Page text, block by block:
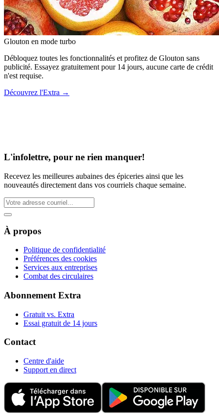
Glouton en mode turbo
Débloquez toutes les fonctionnalités et profitez de Glouton sans
publicité. Essayez gratuitement pour 14 jours, aucune carte de crédit
n'est requise.
Découvrez l'Extra →
L'infolettre, pour ne rien manquer!
Recevez les meilleures aubaines des épiceries ainsi que les
nouveautés directement dans vos courriels chaque semaine.
À propos
Politique de confidentialité
Préférences des cookies
Services aux entreprises
Combat des circulaires
Abonnement Extra
Gratuit vs. Extra
Essai gratuit de 14 jours
Contact
Centre d'aide
Support en direct